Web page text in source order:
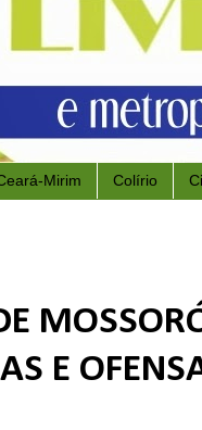
Mirim Colírio
E